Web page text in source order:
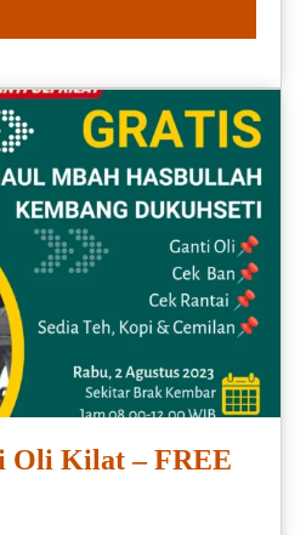
Oli Kilat – FREE